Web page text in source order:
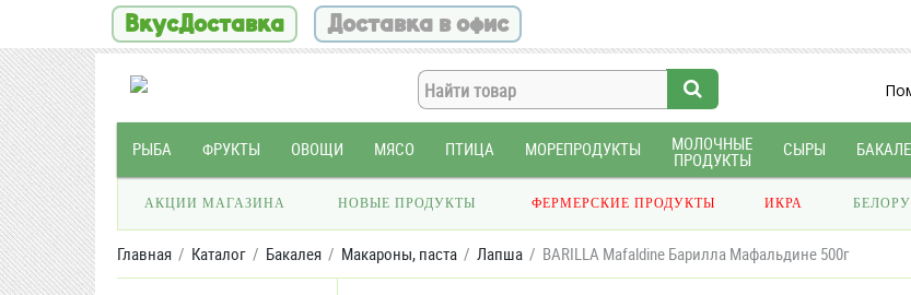
ВкусДоставка Доставка в офис
РЫБА ФРУКТЫ ОВОЩИ МЯСО ПТИЦА МОРЕПРОДУКТЫ МОЛОЧНЫЕ
ПРОДУКТЫ
СЫРЫ
АКЦИИ МАГАЗИНА НОВЫЕ ПРОДУКТЫ ФЕРМЕРСКИЕ ПРОДУКТЫ ИКРА
Главная Каталог Бакалея Макароны, паста Лапша BARILLA Mafaldine Барилла Мафальдине 500г